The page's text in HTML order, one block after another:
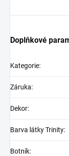
Doplňkové
Kategorie:
Záruka:
Dekor:
Barva látky Trinity:
Botník: